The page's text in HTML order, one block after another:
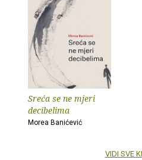
Sreća se ne mjeri
decibelima
Morea Banićević
VIDI SVE